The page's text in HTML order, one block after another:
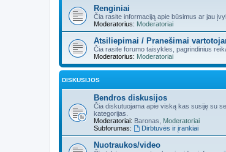
Renginiai
Čia rasite informaciją apie būsimus ar jau
Moderatorius: Moderatoriai
Atsiliepimai / Pranešimai
Čia rasite forumo taisykles, pagrindinius
Moderatorius: Moderatoriai
DISKUSIJOS
Bendros diskusijos
Čia diskutuojama apie viską kas susiję su
kategorijas.
Moderatoriai: Baronas
Moderatoriai
Subforumas:
Dirbtuvės ir įrankiai
Nuotraukos/video